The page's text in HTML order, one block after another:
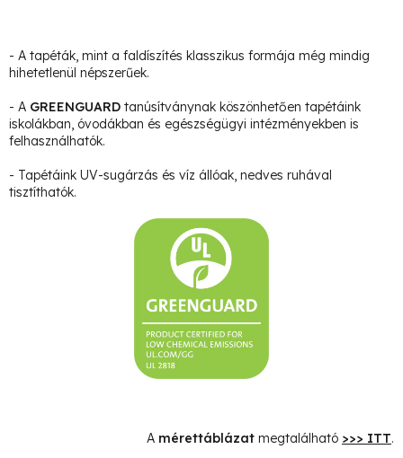
- A tapéták, mint a faldíszítés klasszikus formája még mindig
hihetetlenül népszerűek.
- A GREENGUARD tanúsítványnak köszönhetően tapétáink
iskolákban, óvodákban és egészségügyi intézményekben is
felhasználhatók.
- Tapétáink UV-sugárzás és víz állóak, nedves ruhával
tisztíthatók.
A mérettáblázat megtalálható >>> ITT.